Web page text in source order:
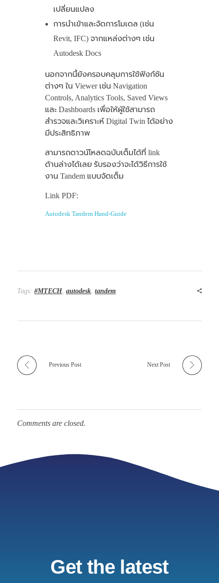
เปลี่ยนแปลง
การนำเข้าและจัดการโมเดล (เช่น
Revit, IFC) จากแหล่งต่างๆ เช่น
Autodesk Docs
นอกจากนี้ยังครอบคลุมการใช้ฟังก์ชัน
ต่างๆ ใน Viewer เช่น Navigation
Controls, Analytics Tools, Saved Views
และ Dashboards เพื่อให้ผู้ใช้สามารถ
สำรวจและวิเคราะห์ Digital Twin ได้อย่าง
มีประสิทธิภาพ
สามารถดาวน์โหลดฉบับเต็มได้ที่ link
ด้านล่างได้เลย รับรองว่าจะได้วิธีการใช้
งาน Tandem แบบจัดเต็ม
Link PDF:
Autodesk Tandem Hand-Guide
Tags: #MTECH, autodesk, tandem
Previous Post Next Post
Comments are closed.
Get the latest